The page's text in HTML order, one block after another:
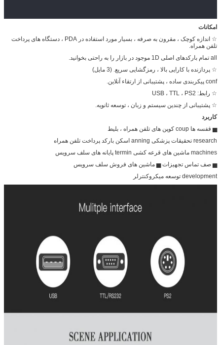
امکانات
☆ اندازه کوچک ، مقرون به صرفه ، بسیار مورد استفاده در PDA ، دستگاه های پرداخت
تلفن همراه.
all تمام بارکدهای اصلی 1D موجود در بازار را به راحتی بخوانید.
☆ پردازنده با کارایی بالا ، رمزگشایی سریع. (3 مایل)
conf پیکربندی ساده ، پشتیبانی از ارتقاء آنلاین.
☆ رابط: USB ، TTL ، PS2
☆ پشتیبانی از چندین سیستم و زبان ، توسعه ثانویه.
کاربرد
▅ قفسه ها coup کوپن های تلفن همراه ، بلیط
research تحقیقات پزشکی anning اسکن بارکد پرداخت تلفن همراه
machines ماشین های قرعه کشی termin پایانه های سلف سرویس
▅ صف تماس تجهیزات ▅ ماشین های فروش سلف سرویس
development توسعه میکروکنترلر